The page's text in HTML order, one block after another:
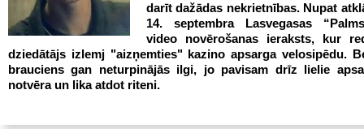
darīt dažādas nekrietnības. Nupat
14. septembra Lasvegasas
video novērošanas ieraksts, kur
dziedātājs izlemj "aizņemties" kazino apsarga velosipēdu.
brauciens gan neturpinājās ilgi, jo pavisam drīz lielie
notvēra un lika atdot riteni.